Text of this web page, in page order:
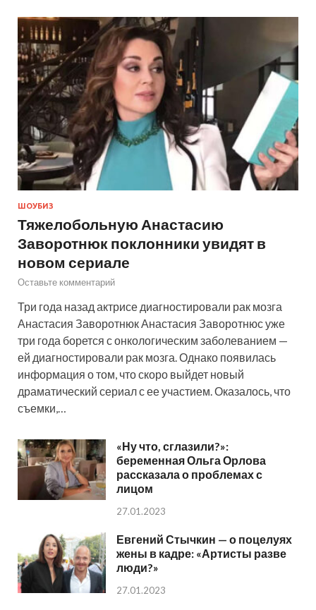
ШОУБИЗ
Тяжелобольную Анастасию
Заворотнюк поклонники увидят в
новом сериале
Оставьте комментарий
Три года назад актрисе диагностировали рак мозга
Анастасия Заворотнюк Анастасия Заворотнюс уже
три года борется с онкологическим заболеванием —
ей диагностировали рак мозга. Однако появилась
информация о том, что скоро выйдет новый
драматический сериал с ее участием. Оказалось, что
съемки,…
«Ну что, сглазили?»:
беременная Ольга Орлова
рассказала о проблемах с
лицом
27.01.2023
Евгений Стычкин — о поцелуях
жены в кадре: «Артисты разве
люди?»
27.01.2023